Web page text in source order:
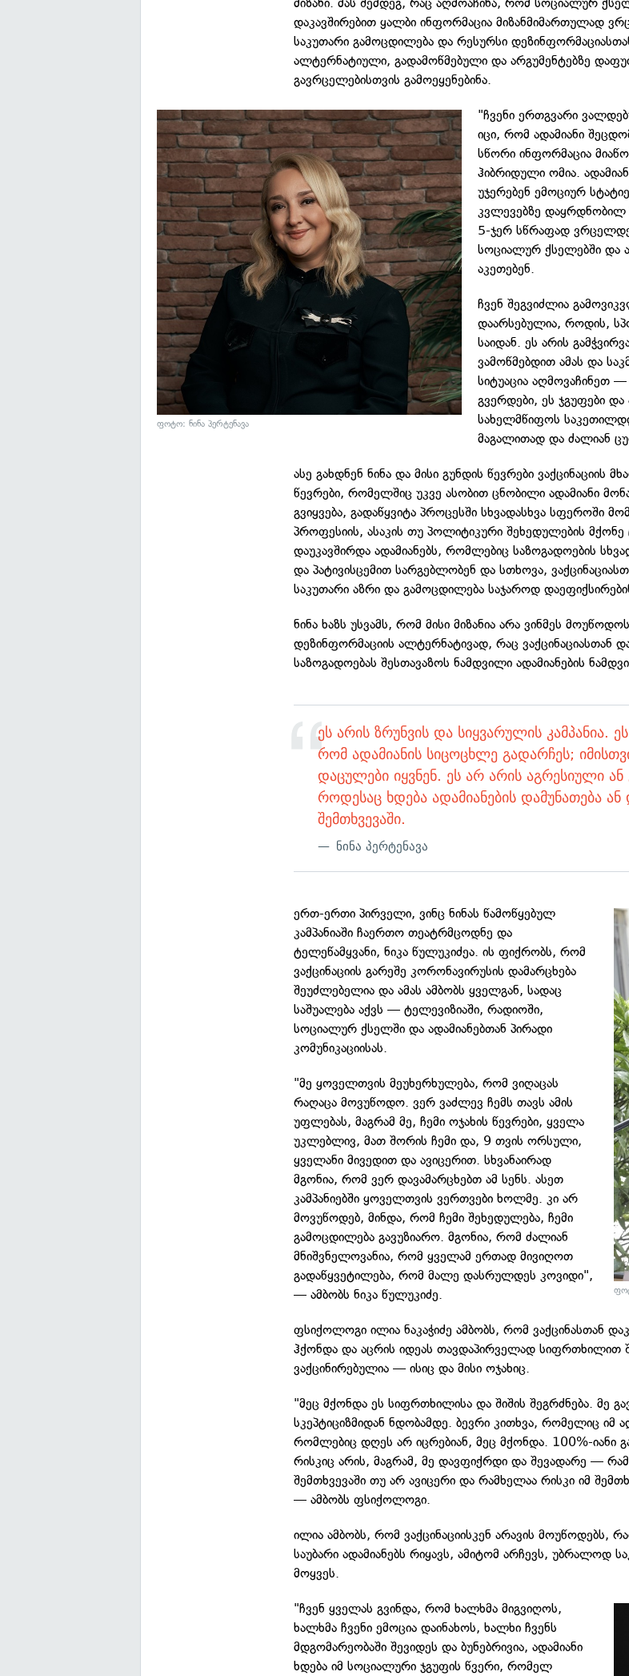
მიზანი. მას შემდეგ, რაც აღმოაჩინა, რომ სოციალურ
დაკავშირებით ყალბი ინფორმაცია მიზანმიმართულად
საკუთარი გამოცდილება და რესურსი
ალტერნატიული, გადამოწმებული და არგუმენტებზე
გავრცელებისთვის გამოეყენებინა.
ფოტო: ნინა პერტენავა
"ჩვენი ერთგვარი
იცი, რომ ადამიანი
სწორი ინფორმაცია
ჰიბრიდული ომია.
უჯერებენ ემოციურ
კვლევებზე დაყრდნობილ
5-ჯერ სწრაფად
სოციალურ ქსელებში და
აკეთებენ.
ჩვენ შეგვიძლია
დაარსებულია, როდის,
საიდან. ეს არის
ვამოწმებდით ამას და
სიტუაცია აღმოვაჩინეთ
გვერდები, ეს ჯგუფები
სახელმწიფოს
მაგალითად და ძალიან
ასე გახდნენ ნინა და მისი გუნდის წევრები ვაქცინაციის
წევრები, რომელშიც უკვე ასობით ცნობილი ადამიანი
გვიყვება, გადაწყვიტა პროცესში სხვადასხვა სფეროში
პროფესიის, ასაკის თუ პოლიტიკური შეხედულების
დაუკავშირდა ადამიანებს, რომლებიც საზოგადოების
და პატივისცემით სარგებლობენ და სთხოვა,
საკუთარი აზრი და გამოცდილება საჯაროდ
ნინა ხაზს უსვამს, რომ მისი მიზანია არა ვინმეს
დეზინფორმაციის ალტერნატივად, რაც ვაქცინაციასთან
საზოგადოებას შესთავაზოს ნამდვილი ადამიანების
ეს არის ზრუნვის და სიყვარულის კამპანია.
რომ ადამიანის სიცოცხლე გადარჩეს;
დაცულები იყვნენ. ეს არ არის აგრესიული ან
როდესაც ხდება ადამიანების დამუნათება
შემთხვევაში.
ნინა პერტენავა
ერთ-ერთი პირველი, ვინც ნინას წამოწყებულ
კამპანიაში ჩაერთო თეატრმცოდნე და
ტელეწამყვანი, ნიკა წულუკიძეა. ის ფიქრობს, რომ
ვაქცინაციის გარეშე კორონავირუსის დამარცხება
შეუძლებელია და ამას ამბობს ყველგან, სადაც
საშუალება აქვს — ტელევიზიაში, რადიოში,
სოციალურ ქსელში და ადამიანებთან პირადი
კომუნიკაციისას.
"მე ყოველთვის მეუხერხულება, რომ ვიღაცას
რაღაცა მოვუწოდო. ვერ ვაძლევ ჩემს თავს ამის
უფლებას, მაგრამ მე, ჩემი ოჯახის წევრები, ყველა
უკლებლივ, მათ შორის ჩემი და, 9 თვის ორსული,
ყველანი მივედით და ავიცერით. სხვანაირად
მგონია, რომ ვერ დავამარცხებთ ამ სენს. ასეთ
კამპანიებში ყოველთვის ვერთვები ხოლმე. კი არ
მოვუწოდებ, მინდა, რომ ჩემი შეხედულება, ჩემი
გამოცდილება გავუზიარო. მგონია, რომ ძალიან
მნიშვნელოვანია, რომ ყველამ ერთად მივიღოთ
გადაწყვეტილება, რომ მალე დასრულდეს კოვიდი",
— ამბობს ნიკა წულუკიძე.
ფსიქოლოგი ილია ნაკაჭიძე ამბობს, რომ ვაქცინასთან
ჰქონდა და აცრის იდეას თავდაპირველად სიფრთხილით
ვაქცინირებულია — ისიც და მისი ოჯახიც.
"მეც მქონდა ეს სიფრთხილისა და შიშის შეგრძნება. მე
სკეპტიციზმიდან ნდობამდე. ბევრი კითხვა, რომელიც იმ
რომლებიც დღეს არ იცრებიან, მეც მქონდა. 100%-იანი
რისკიც არის, მაგრამ, მე დავფიქრდი და შევადარე —
შემთხვევაში თუ არ ავიცერი და რამხელაა რისკი იმ
— ამბობს ფსიქოლოგი.
ილია ამბობს, რომ ვაქცინაციისკენ არავის მოუწოდებს,
საუბარი ადამიანებს რიყავს, ამიტომ არჩევს, უბრალოდ
მოყვეს.
"ჩვენ ყველას გვინდა, რომ ხალხმა მიგვიღოს,
ხალხმა ჩვენი ემოცია დაინახოს, ხალხი ჩვენს
მდგომარეობაში შევიდეს და ბუნებრივია, ადამიანი
ხდება იმ სოციალური ჯგუფის წვერი, რომელ